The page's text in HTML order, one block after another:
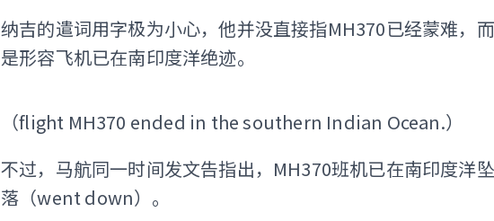
纳吉的遣词用字极为小心，他并没直接指MH370已经蒙难，而
是形容飞机已在南印度洋绝迹。
（flight MH370 ended in the southern Indian Ocean.）
不过，马航同一时间发文告指出，MH370班机已在南印度洋坠
落（went down）。